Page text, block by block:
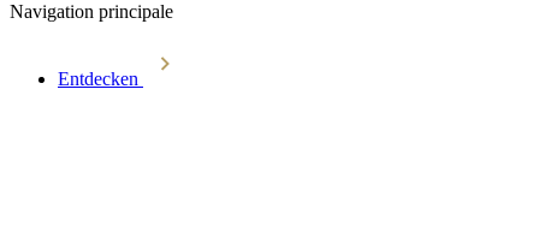
Navigation principale
Entdecken